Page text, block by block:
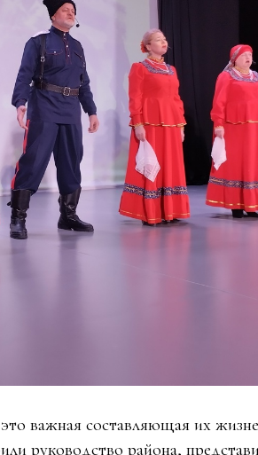
важная составляющая их
руководство района,